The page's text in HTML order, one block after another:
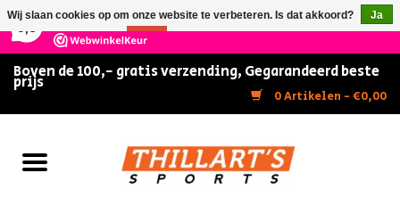
147 Reviews ×
Boven de 100,- gratis verzending, Gegarandeerd beste
prijs
0 Artikelen - €0,00
Home
Wij slaan cookies op om onze website te verbeteren. Is dat akkoord?
Ja
Nee